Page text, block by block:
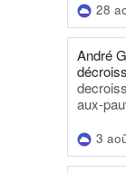
28
André
aux-
3